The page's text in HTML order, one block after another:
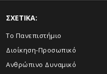
ΣΧΕΤΙΚΑ:
Το Πανεπιστήμιο
Διοίκηση-Προσωπικό
Ανθρώπινο Δυναμικό